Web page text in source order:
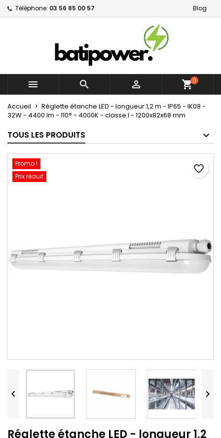
Téléphone: 03 56 85 00 57 Blog
   shopping_cart0
Accueil
Réglette étanche LED - longueur 1,2 m - IP65 - IK08 -
32W - 4400 lm - 110° - 4000K - classe I - 1200x82x68 mm
TOUS LES PRODUITS
favorite_border
Promo !
Prix réduit
 
Réglette étanche LED - longueur 1,2
Mes listes d'envies ×
Créer une nouvelle liste
Créer une liste d'envies ×
Nom de la liste d'envies
Annuler Créer une liste d'envies
Connexion ×
Vous devez être connecté pour ajouter des produits
à votre liste d'envies.
Annuler Connexion